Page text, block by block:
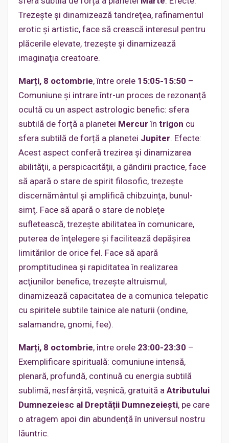
Trezeşte şi dinamizează tandreţea, rafinamentul
erotic şi artistic, face să crească interesul pentru
plăcerile elevate, trezeşte şi dinamizează
imaginaţia creatoare.
Marți, 8 octombrie, între orele 15:05-15:50 –
Comuniune și intrare într-un proces de rezonanță
ocultă cu un aspect astrologic benefic: sfera
subtilă de forță a planetei Mercur în trigon cu
sfera subtilă de forță a planetei Jupiter. Efecte:
Acest aspect conferă trezirea şi dinamizarea
abilităţii, a perspicacităţii, a gândirii practice, face
să apară o stare de spirit filosofic, trezeşte
discernământul şi amplifică chibzuinţa, bunul-
simţ. Face să apară o stare de nobleţe
sufletească, trezeşte abilitatea în comunicare,
puterea de înţelegere şi facilitează depăşirea
limitărilor de orice fel. Face să apară
promptitudinea şi rapiditatea în realizarea
acţiunilor benefice, trezeşte altruismul,
dinamizează capacitatea de a comunica telepatic
cu spiritele subtile tainice ale naturii (ondine,
salamandre, gnomi, fee).
Marți, 8 octombrie, între orele 23:00-23:30 –
Exemplificare spirituală: comuniune intensă,
plenară, profundă, continuă cu energia subtilă
sublimă, nesfârșită, veșnică, gratuită a Atributului
Dumnezeiesc al Dreptății Dumnezeiești, pe care
o atragem apoi din abundență în universul nostru
lăuntric.